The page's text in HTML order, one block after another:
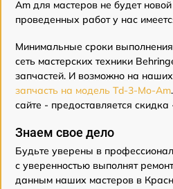
Am для мастеров не будет
проведенных работ у нас
Минимальные сроки
сеть мастерских техники
запчастей. И возможно на
запчасть на модель Td-3-Mo-Am
сайте - предоставляется скидка
Знаем свое дело
Будьте уверены в
с уверенностью выполнят
данным наших мастеров в